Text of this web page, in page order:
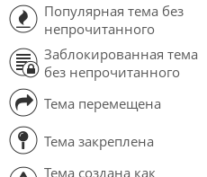
Популярная тема без
непрочитанного
Заблокированная тема
без непрочитанного
Тема перемещена
Тема закреплена
Тема создана как